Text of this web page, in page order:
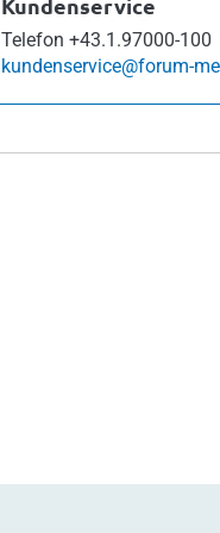
Telefon +43.1.97000-100
kundenservice@forum-